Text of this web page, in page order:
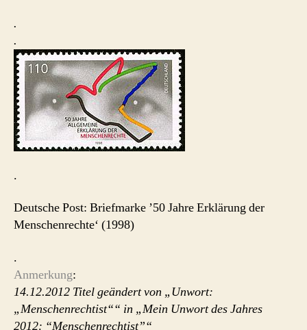
.
.
.
Deutsche Post: Briefmarke ’50 Jahre Erklärung der
Menschenrechte‘ (1998)
.
Anmerkung:
14.12.2012 Titel geändert von „Unwort:
„Menschenrechtist““ in „Mein Unwort des Jahres
2012: “Menschenrechtist”“